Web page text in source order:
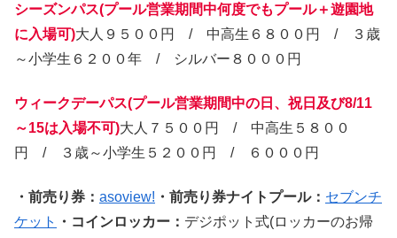
シーズンパス(プール営業期間中何度でもプール＋遊園地
に入場可)大人９５００円 / 中高生６８００円 / ３歳
～小学生６２００年 / シルバー８０００円
ウィークデーパス(プール営業期間中の日、祝日及び8/11
～15は入場不可)大人７５００円 / 中高生５８００
円 / ３歳～小学生５２００円 / ６０００円
・前売り券： asoview! ・前売り券ナイトプール： セブンチ
ケット
・コインロッカー： デジポット式(ロッカーのお帰